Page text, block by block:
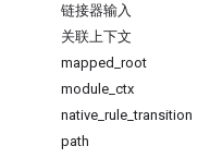
链接器输入
关联上下文
mapped root
module ctx
native rule _transition
path